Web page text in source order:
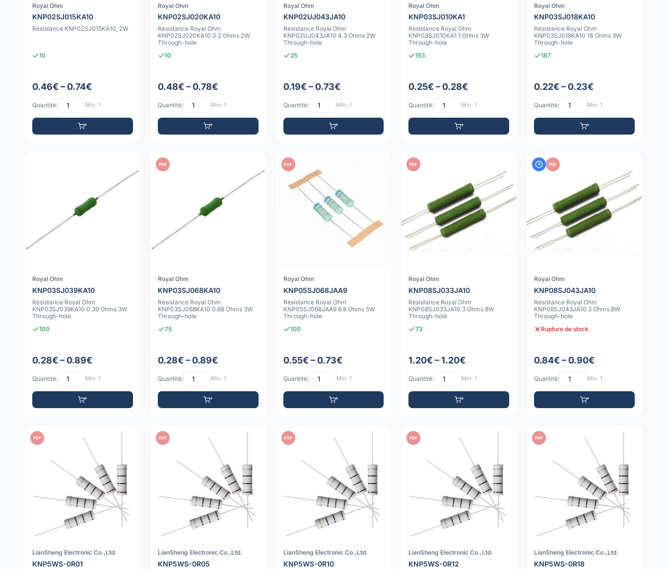
Royal Ohm
KNP02SJ015KA10
Résistance KNP02SJ015KA10, 2W
10
0.46€ – 0.74€
Quantité: Min: 1
Royal Ohm
KNP02SJ020KA10
Résistance Royal Ohm
KNP02SJ020KA10 0.2 Ohms 2W
Through-hole
10
0.48€ – 0.78€
Quantité: Min: 1
Royal Ohm
KNP02UJ043JA10
Résistance Royal Ohm
KNP02UJ043JA10 4.3 Ohms 2W
Through-hole
25
0.19€ – 0.73€
Quantité: Min: 1
Royal Ohm
KNP03SJ010KA1
Résistance Royal Ohm
KNP03SJ010KA1 1 Ohms 3W
Through-hole
153
0.25€ – 0.28€
Quantité: Min: 1
Royal Ohm
KNP03SJ018KA10
Résistance Royal Ohm
KNP03SJ018KA10 18 Ohms 3W
Through-hole
187
0.22€ – 0.23€
Quantité: Min: 1
Royal Ohm
KNP03SJ039KA10
Résistance Royal Ohm
KNP03SJ039KA10 0.39 Ohms 3W
Through-hole
100
0.28€ – 0.89€
Quantité: Min: 1
PDF
Royal Ohm
KNP03SJ068KA10
Résistance Royal Ohm
KNP03SJ068KA10 0.68 Ohms 3W
Through-hole
75
0.28€ – 0.89€
Quantité: Min: 1
PDF
Royal Ohm
KNP05SJ068JAA9
Résistance Royal Ohm
KNP05SJ068JAA9 6.8 Ohms 5W
Through-hole
100
0.55€ – 0.73€
Quantité: Min: 1
PDF
Royal Ohm
KNP08SJ033JA10
Résistance Royal Ohm
KNP08SJ033JA10 3 Ohms 8W
Through-hole
73
1.20€ – 1.20€
Quantité: Min: 1
PDF
Royal Ohm
KNP08SJ043JA10
Résistance Royal Ohm
KNP08SJ043JA10 3 Ohms 8W
Through-hole
Rupture de stock
0.84€ – 0.90€
Quantité: Min: 1
PDF
LianSheng Electronic Co.,Ltd.
KNP5WS-0R01
PDF
LianSheng Electronic Co.,Ltd.
KNP5WS-0R05
PDF
LianSheng Electronic Co.,Ltd.
KNP5WS-0R10
PDF
LianSheng Electronic Co.,Ltd.
KNP5WS-0R12
PDF
LianSheng Electronic Co.,Ltd.
KNP5WS-0R18